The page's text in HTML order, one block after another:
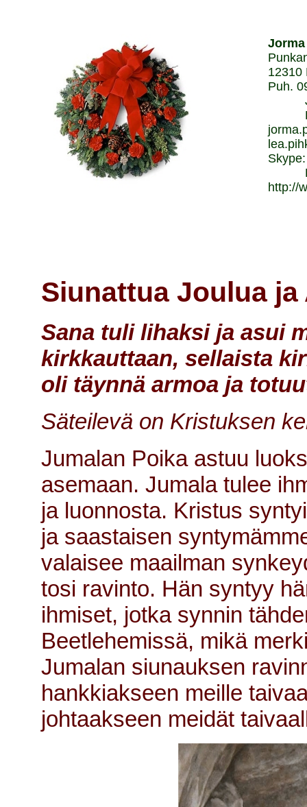
12310
Puh.
Lea
http://
Siunattua Joulua
Sana tuli lihaksi ja asui
kirkkauttaan, sellaista
oli täynnä armoa ja
Säteilevä on Kristuksen
Jumalan Poika astuu
asemaan. Jumala tulee
ja luonnosta. Kristus
ja saastaisen
valaisee maailman
tosi ravinto. Hän syntyy
ihmiset, jotka synnin
Beetlehemissä, mikä
Jumalan siunauksen
hankkiakseen meille
johtaakseen meidät